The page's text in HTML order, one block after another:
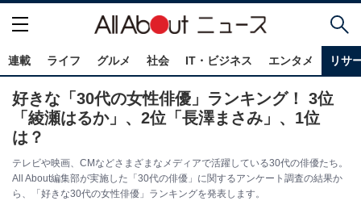
連載 ライフ グルメ 社会 IT・ビジネス エンタメ リサ
好きな「30代の女性俳優」ランキング！ 3位
「綾瀬はるか」、2位「長澤まさみ」、1位
は？
テレビや映画、CMなどさまざまなメディアで活躍している30代の俳優たち。
All About編集部が実施した「30代の俳優」に関するアンケート調査の結果か
ら、「好きな30代の女性俳優」ランキングを発表します。